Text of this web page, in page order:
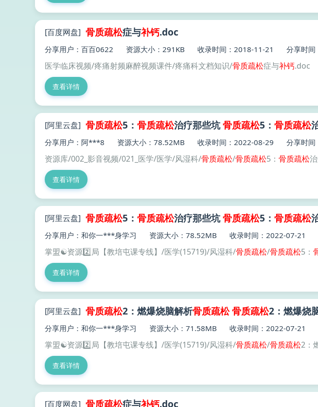
[百度网盘] 骨质疏松症与补钙.doc
分享用户：百百0622 资源大小：291KB 收录时间：2018-11-21 分享时
医学临床视频/疼痛射频麻醉视频课件/疼痛科文档知识/骨质疏松症与补钙.doc
查看详情
[阿里云盘] 骨质疏松5： 骨质疏松治疗那些坑骨质疏松5： 骨质疏松
分享用户：阿***8 资源大小：78.52MB 收录时间：2022-08-29 分享时
资源库/002_影音视频/021_医学/医学/风湿科/骨质疏松/骨质疏松5： 骨质疏松
查看详情
[阿里云盘] 骨质疏松5： 骨质疏松治疗那些坑骨质疏松5： 骨质疏松
分享用户：和你一***身学习 资源大小：78.52MB 收录时间：2022-07-21
掌盟☯️资源2️⃣局【教培屯课专线】/医学(15719)/风湿科/骨质疏松/骨质疏松5：
查看详情
[阿里云盘] 骨质疏松2：燃爆烧脑解析骨质疏松骨质疏松2：燃爆烧
分享用户：和你一***身学习 资源大小：71.58MB 收录时间：2022-07-21
掌盟☯️资源2️⃣局【教培屯课专线】/医学(15719)/风湿科/骨质疏松/骨质疏松2：
查看详情
[百度网盘] 骨质疏松症与补钙.doc